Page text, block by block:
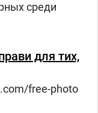
среди
для тих,
free-photo